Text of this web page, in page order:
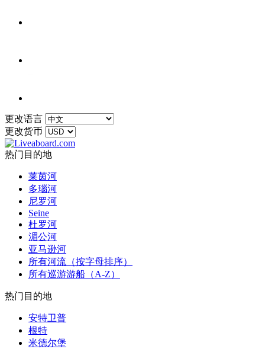
更改语言
更改货币
热门目的地
莱茵河
多瑙河
尼罗河
Seine
杜罗河
湄公河
亚马逊河
所有河流（按字母排序）
所有巡游游船（A-Z）
热门目的地
安特卫普
根特
米德尔堡